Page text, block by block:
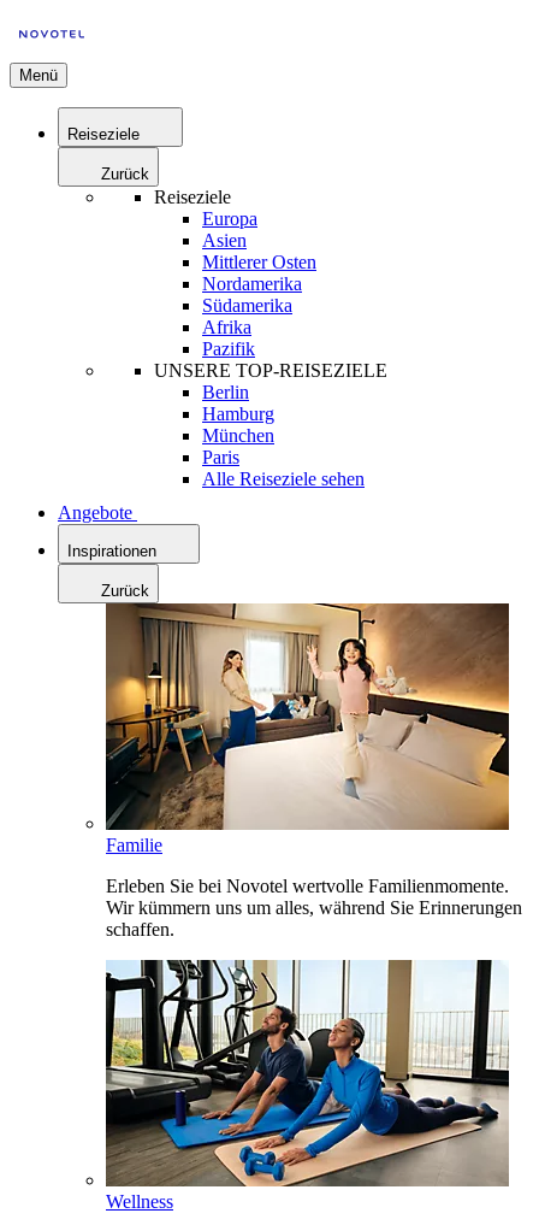
Menü
Reiseziele
Zurück
Reiseziele
Europa
Asien
Mittlerer Osten
Nordamerika
Südamerika
Afrika
Pazifik
UNSERE TOP-REISEZIELE
Berlin
Hamburg
München
Paris
Alle Reiseziele sehen
Angebote
Inspirationen
Zurück
Familie
Erleben Sie bei Novotel wertvolle Familienmomente.
Wir kümmern uns um alles, während Sie Erinnerungen
schaffen.
Wellness